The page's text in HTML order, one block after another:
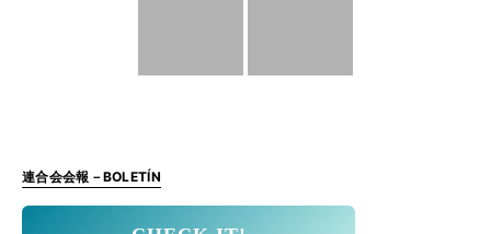
連合会会報－BOLETÍN